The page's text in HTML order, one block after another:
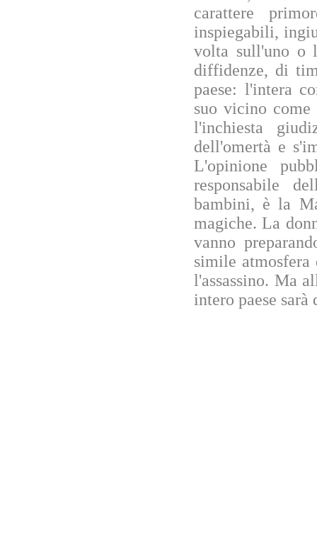
carattere
inspiegabili,
volta sull'uno o
diffidenze, di
paese: l'intera
suo vicino come
l'inchiesta
dell'omertà e
L'opinione
responsabile
bambini, è la
magiche. La
vanno
simile
l'assassino. Ma
intero paese sarà